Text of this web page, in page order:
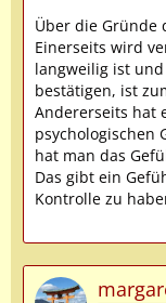
Über die Gründe
Einerseits wird
langweilig ist
bestätigen, ist
Andererseits hat
psychologischen
hat man das
Das gibt ein
Kontrolle zu